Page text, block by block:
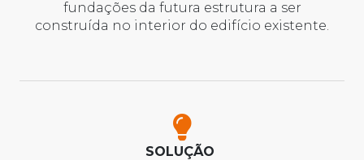
fundações da futura estrutura a ser
construída no interior do edifício existente.
SOLUÇÃO